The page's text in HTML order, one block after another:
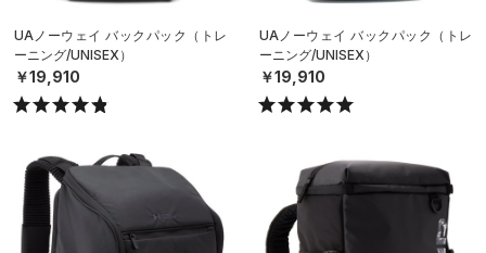
UAノーウェイ バックパック（トレ
ーニング/UNISEX）
￥19,910
UAノーウェイ バックパック（トレ
ーニング/UNISEX）
￥19,910